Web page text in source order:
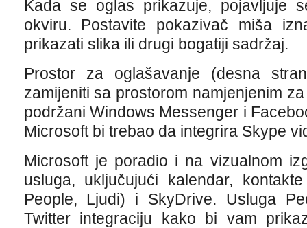
Kada se oglas prikazuje, pojavljuje
okviru. Postavite pokazivač miša
prikazati slika ili drugi bogatiji sadržaj.
Prostor za oglašavanje (desna
zamijeniti sa prostorom namjenjenim
podržani Windows Messenger i
Microsoft bi trebao da integrira Skype
Microsoft je poradio i na vizualnom
usluga, uključujući kalendar,
People, Ljudi) i SkyDrive. Usluga
Twitter integraciju kako bi vam